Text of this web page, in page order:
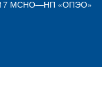
МСНО—НП «ОПЭО»